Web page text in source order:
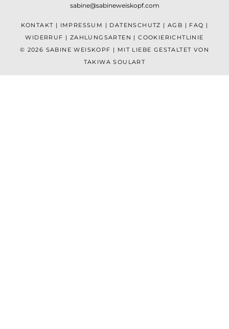
sabine@sabineweiskopf.com
KONTAKT | IMPRESSUM | DATENSCHUTZ | AGB | FAQ |
WIDERRUF | ZAHLUNGSARTEN |COOKIERICHTLINIE
© 2026 SABINE WEISKOPF | MIT LIEBE GESTALTET VON
TAKIWA SOULART